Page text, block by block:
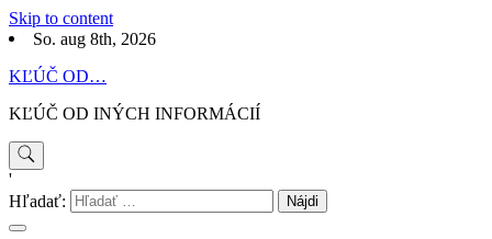
Skip to content
So. aug 8th, 2026
KĽÚČ OD…
KĽÚČ OD INÝCH INFORMÁCIÍ
'
Hľadať: